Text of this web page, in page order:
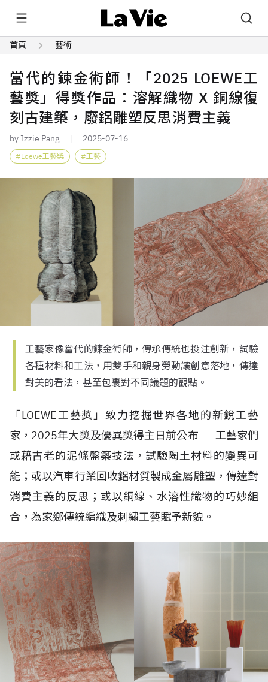
首頁 藝術
當代的鍊金術師！「2025 LOEWE工
藝獎」得獎作品：溶解織物 X 銅線復
刻古建築，廢鋁雕塑反思消費主義
by Izzie Pang 2025-07-16
Loewe工藝獎 工藝
工藝家像當代的鍊金術師，傳承傳統也投注創新，試驗
各種材料和工法，用雙手和親身勞動讓創意落地，傳達
對美的看法，甚至包裹對不同議題的觀點。
「LOEWE工藝獎」致力挖掘世界各地的新銳工藝
家， 2025年大獎及優異獎得主日前公布——工藝家們
或藉古老的泥條盤築技法，試驗陶土材料的變異可
能；或以汽車行業回收鋁材質製成金屬雕塑，傳達對
消費主義的反思；或以銅線、水溶性織物的巧妙組
合，為家鄉傳統編織及刺繡工藝賦予新貌。